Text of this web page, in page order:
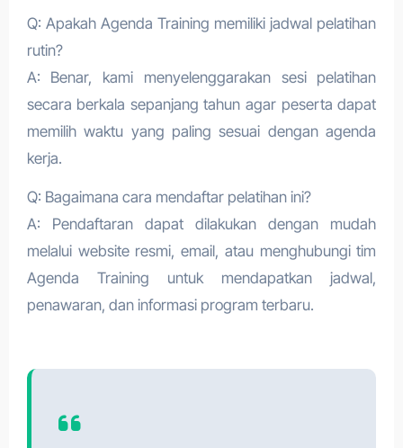
Q: Apakah Agenda Training memiliki jadwal pelatihan
rutin?
A: Benar, kami menyelenggarakan sesi pelatihan
secara berkala sepanjang tahun agar peserta dapat
memilih waktu yang paling sesuai dengan agenda
kerja.
Q: Bagaimana cara mendaftar pelatihan ini?
A: Pendaftaran dapat dilakukan dengan mudah
melalui website resmi, email, atau menghubungi tim
Agenda Training untuk mendapatkan jadwal,
penawaran, dan informasi program terbaru.